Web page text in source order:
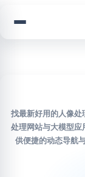
找最新好用的人像处
处理网站与大模型应
供便捷的动态导航